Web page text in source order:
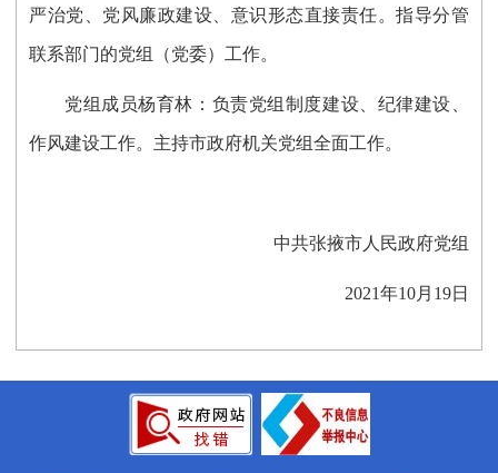
严治党、党风廉政建设、意识形态直接责任。指导分管
联系部门的党组（党委）工作。
党组成员杨育林：负责党组制度建设、纪律建设、
作风建设工作。主持市政府机关党组全面工作。
中共张掖市人民政府党组
2021年10月19日